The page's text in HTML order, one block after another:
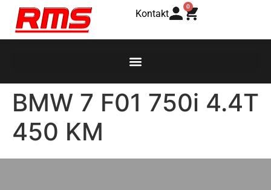
Kontakt
0
BMW 7 F01 750i 4.4T
450 KM